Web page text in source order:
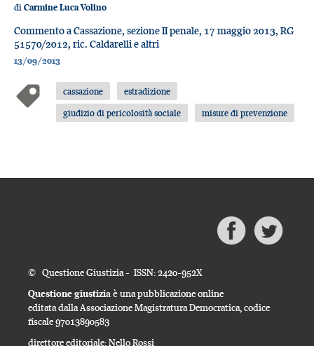
di Carmine Luca Volino
Commento a Cassazione, sezione II penale, 17 maggio 2013, RG
51570/2012, ric. Caldarelli e altri
13/09/2013
cassazione
estradizione
giudizio di pericolosità sociale
misure di prevenzione
© Questione Giustizia - ISSN: 2420-952X
Questione giustiziaè una pubblicazione online
editata dalla Associazione Magistratura Democratica, codice
fiscale 97013890583
direttore editoriale: Nello Rossi